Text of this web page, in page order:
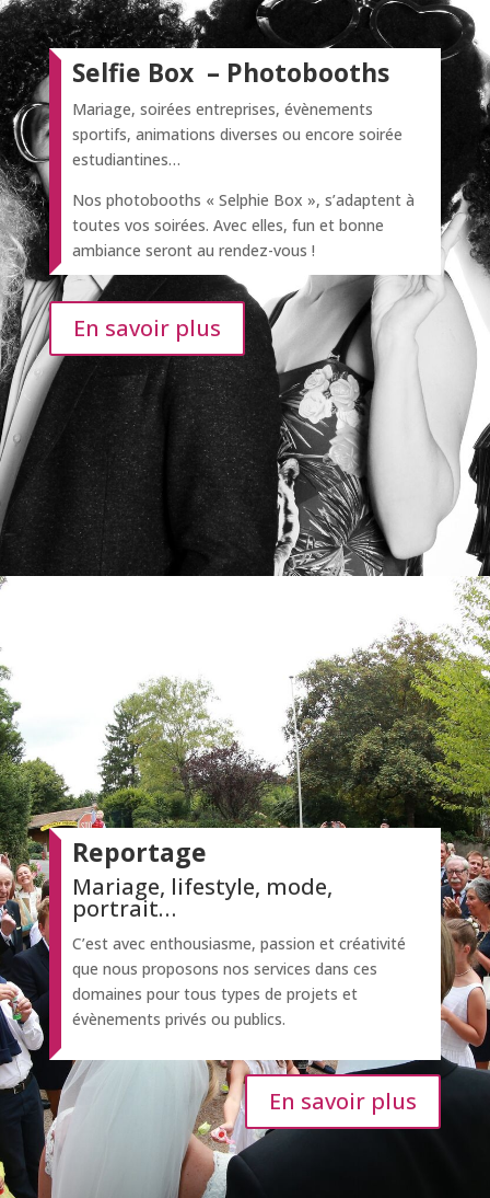
Selfie Box – Photobooths
Mariage, soirées entreprises, évènements
sportifs, animations diverses ou encore soirée
estudiantines…
Nos photobooths « Selphie Box », s’adaptent à
toutes vos soirées. Avec elles, fun et bonne
ambiance seront au rendez-vous !
En savoir plus
Reportage
Mariage, lifestyle, mode,
portrait…
C’est avec enthousiasme, passion et créativité
que nous proposons nos services dans ces
domaines pour tous types de projets et
évènements privés ou publics.
En savoir plus